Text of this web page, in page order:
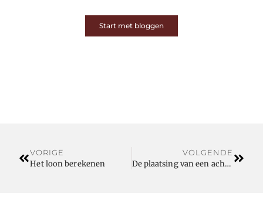
Start met bloggen
VORIGE
Het loon berekenen
VOLGENDE
De plaatsing van een achteruitrijcamera